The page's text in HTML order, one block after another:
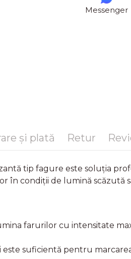
Messenger
și plată Retur
tip fagure este soluția
în condiții de lumină scăzută
farurilor cu intensitate
suficientă pentru